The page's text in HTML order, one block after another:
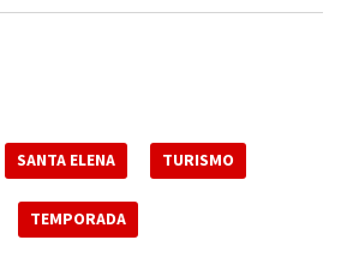
SANTA ELENA TURISMO
TEMPORADA